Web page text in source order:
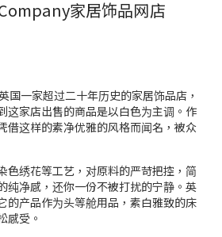
家居饰品网店
一家超过二十年历史的家居饰品店，
这家店出售的商品是以白色为主调。作
借这样的素净优雅的风格而闻名，被众
色绣花等工艺，对原料的严苛把控，简
纯净感，还你一份不被打扰的宁静。英
的产品作为头等舱用品，素白雅致的床
感受。